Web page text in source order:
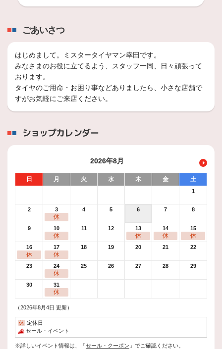
ごあいさつ
はじめまして。ミスタータイヤマン幸田です。
みなさまのお役に立てるよう、スタッフ一同、日々頑張って
おります。
タイヤのご用命・お困り事などありましたら、小さな店舗で
すがお気軽にご来店ください。
ショップカレンダー
2026年8月
日 月 火 水 木 金 土
1
2 3
休
4 5 6 7 8
9 10
休
11 12 13
休
14
休
15
休
16
休
17
休
18 19 20 21 22
23 24
休
25 26 27 28 29
30 31
休
（2026年8月4日 更新）
休 定休日
セール・イベント
※詳しいイベント情報は、「セール・クーポン 」でご確認ください。